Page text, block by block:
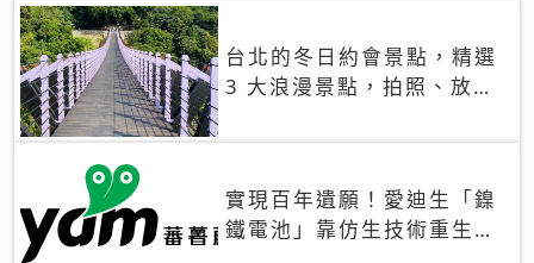
台北的冬日約會景點，精選
3 大浪漫景點，拍照、放閃
實現百年遺願！愛迪生「鎳
鐵電池」靠仿生技術重生